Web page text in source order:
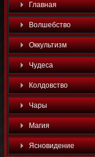
Главная
Волшебство
Оккультизм
Чудеса
Колдовство
Чары
Магия
Яснοвидение